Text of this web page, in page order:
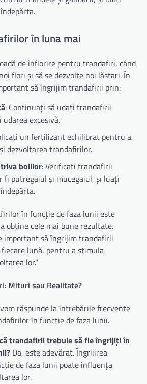
în luna mai
de înflorire pentru trandafiri, când
flori și să se dezvolte noi lăstari. În
să îngrijim trandafirii prin:
: Continuați să udați trandafirii
excesivă.
un fertilizant echilibrat pentru a
dezvoltarea trandafirilor.
bolilor: Verificați trandafirii
fi putregaiul și mucegaiul, și luați
în funcție de faza lunii este
obține cele mai bune rezultate.
important să îngrijim trandafirii
lună, pentru a stimula
lor.”
Mituri sau Realitate?
răspunde la întrebările frecvente
în funcție de faza lunii.
trandafirii trebuie să fie îngrijiți în
Da, este adevărat. Îngrijirea
de faza lunii poate influența
lor.